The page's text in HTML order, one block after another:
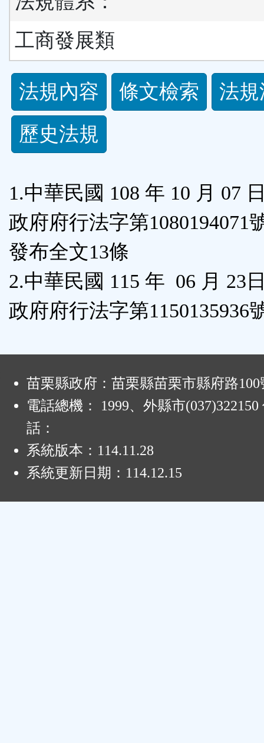
工商發展類
法
規
功
按
鈕
區
法規內容 條文檢索
法
歷史法規
1.中華民國 108 年 10 月 07
政府府行法字第1080194071
發布全文13條
2.中華民國 115 年 06 月 23
政府府行法字第1150135936
苗栗縣政府：苗栗縣苗栗市縣府路100
電話總機： 1999、外縣市(037)322150
話：
系統版本： 114.11.28
系統更新日期： 114.12.15